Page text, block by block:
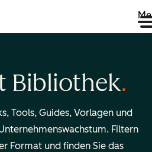
Bibliothek
Tools, Guides, Vorlagen und
Filtern
Format und finden Sie das